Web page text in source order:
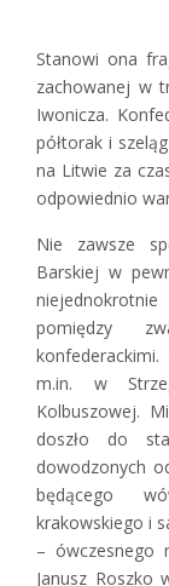
Stanowi ona
zachowanej w
Iwonicza.
półtorak i
na Litwie za
odpowiednio
Nie zawsze
Barskiej w
pomiędzy
m.in. w
Kolbuszowej.
doszło do
dowodzonych
będącego
krakowskiego i
– ówczesnego
Janusz Roszko